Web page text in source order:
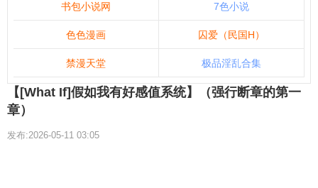
书包小说网 7色小说
色色漫画 囚爱（民国H）
禁漫天堂 极品淫乱合集
【[What If]假如我有好感值系统】（强行断章的第一
章）
发布:2026-05-11 03:05